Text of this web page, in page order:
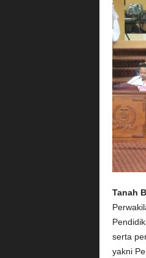
Tanah
serta
yakni